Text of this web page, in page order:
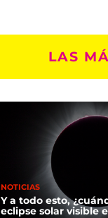
LAS
NOTICIAS
Y a todo esto,
eclipse solar visible